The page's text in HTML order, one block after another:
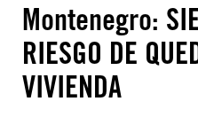
Montenegro:
RIESGO DE
VIVIENDA